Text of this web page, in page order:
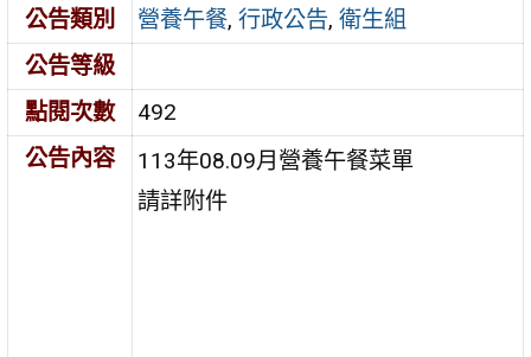
公告類別
營養午餐,行政公告,衛生組
公告等級
點閱次數
492
公告內容
113年08.09月營養午餐菜單
請詳附件